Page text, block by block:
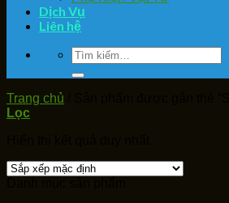
Dịch Vụ
Liên hệ
Tìm
kiếm:
Trang chủ
Lọc